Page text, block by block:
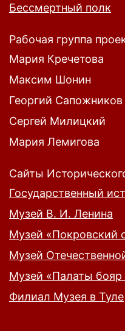
Бессмертный полк
Рабочая группа
Мария Кречетова
Максим Шонин
Георгий Сапожников
Сергей Милицкий
Мария Лемигова
Сайты
Государственный
Музей В. И. Ленина
Музей «Покровский
Музей
Музей «Палаты
Филиал Музея в Туле